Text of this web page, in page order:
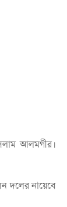
আলমগীর।
দলের নায়েবে